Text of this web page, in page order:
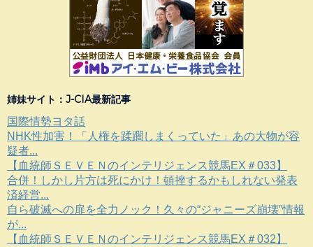
姉妹サイト：J-CIA最新記事
国際情勢ヨタ話
NHK性加害！「人権を蹂躙しまくっていた」あの大物が容
疑者...
【血統師ＳＥＶＥＮのインテリジェンス競馬EX＃033】
合併！しかし片方は死にかけ！頓挫するかもしれない発表
済経営...
自ら破滅への扉を全力ノック！久々の“ジャニーズ崩壊”情報
が...
【血統師ＳＥＶＥＮのインテリジェンス競馬EX＃032】